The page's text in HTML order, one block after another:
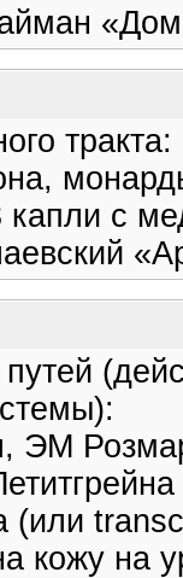
тракта:
с
ЭМ
(или
кожу на